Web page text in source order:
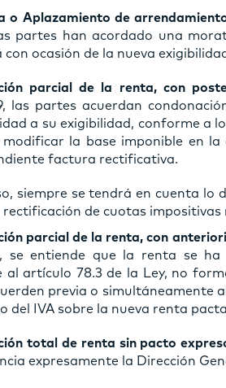
o Aplazamiento de
partes han acordado una
con ocasión de la nueva
parcial de la renta, con
las partes acuerdan
a su exigibilidad, conforme a
la base imponible en
factura rectificativa.
siempre se tendrá en cuenta lo
de cuotas impositivas
parcial de la renta, con
se entiende que la renta se
al artículo 78.3 de la Ley, no
previa o simultáneamente
del IVA sobre la nueva renta
total de renta sin pacto
expresamente la Dirección